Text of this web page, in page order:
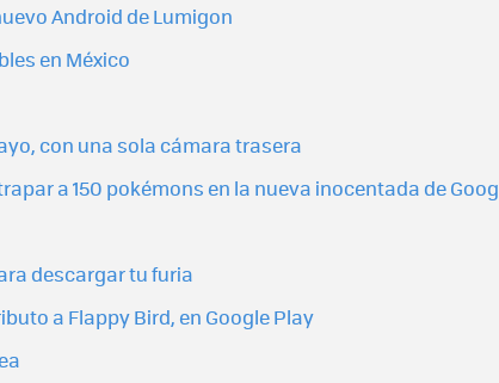
Android de Lumigon
en México
con una sola cámara trasera
a 150 pokémons en la nueva inocentada de
descargar tu furia
a Flappy Bird, en Google Play